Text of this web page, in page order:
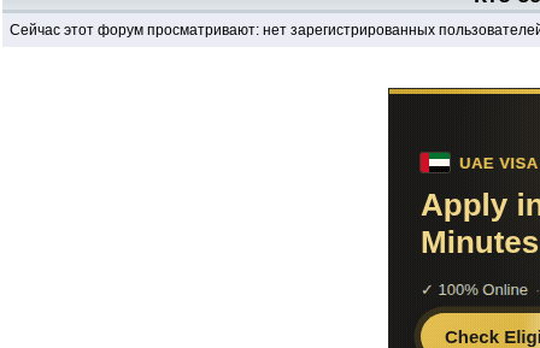
Сейчас этот форум просматривают: нет зарегистрированных